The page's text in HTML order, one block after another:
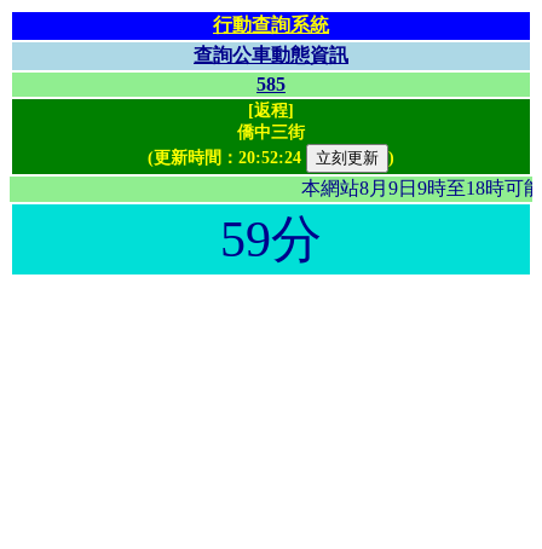
行動查詢系統
查詢公車動態資訊
585
[返程]
僑中三街
(更新時間： 20:52:24 )
本網站8月9日9時至18
59分